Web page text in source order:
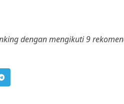
dengan mengikuti 9